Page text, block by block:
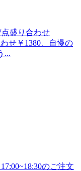
盛り合わせ
せ￥1380、自慢の
...
のご注文